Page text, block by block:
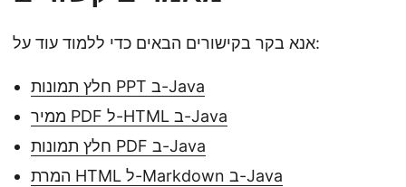
אנא בקר בקישורים הבאים כדי ללמוד עוד על:
חלץ תמונות PPT ב-Java
ממיר PDF ל-HTML ב-Java
חלץ תמונות PDF ב-Java
המרת HTML ל-Markdown ב-Java